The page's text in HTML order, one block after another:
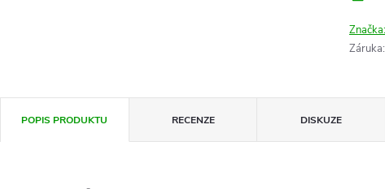
Značka:
Záruka:
POPIS PRODUKTU RECENZE DISKUZE